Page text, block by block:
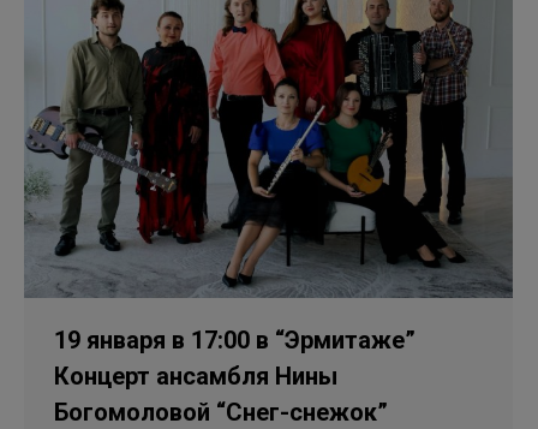
19 января в 17:00 в “Эрмитаже”
Концерт ансамбля Нины
Богомоловой “Снег-снежок”